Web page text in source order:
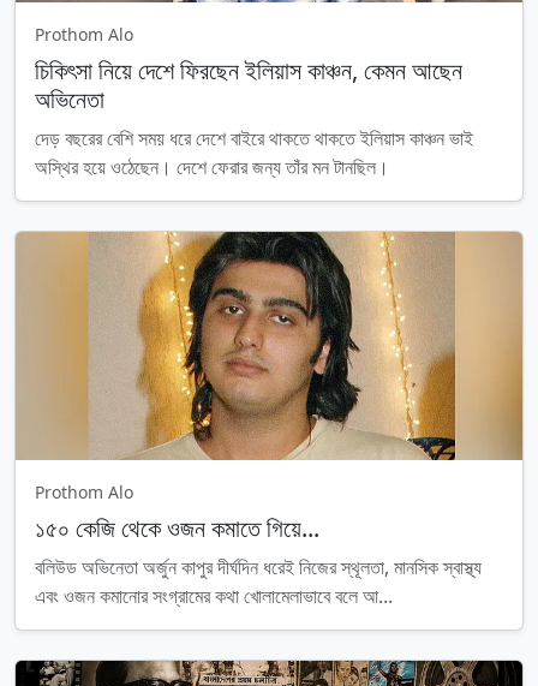
Prothom Alo
চিকিৎসা নিয়ে দেশে ফিরছেন ইলিয়াস কাঞ্চন, কেমন আছেন
অভিনেতা
দেড় বছরের বেশি সময় ধরে দেশে বাইরে থাকতে থাকতে ইলিয়াস কাঞ্চন ভাই
অস্থির হয়ে ওঠেছেন। দেশে ফেরার জন্য তাঁর মন টানছিল।
Prothom Alo
১৫০ কেজি থেকে ওজন কমাতে গিয়ে...
বলিউড অভিনেতা অর্জুন কাপুর দীর্ঘদিন ধরেই নিজের স্থূলতা, মানসিক স্বাস্থ্য
এবং ওজন কমানোর সংগ্রামের কথা খোলামেলাভাবে বলে আ...